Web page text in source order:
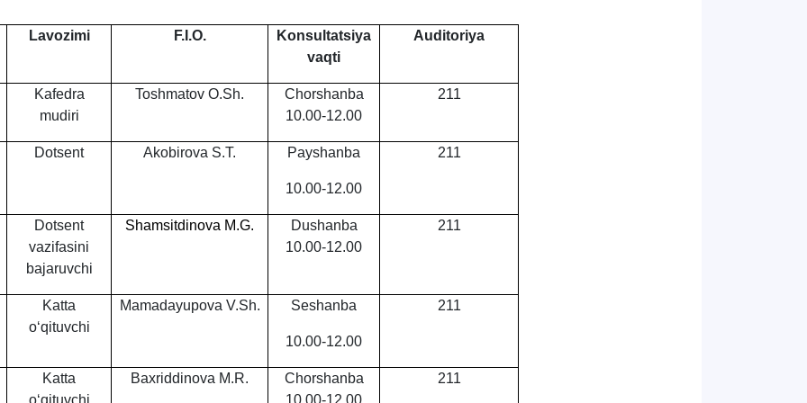
Lavozimi F.I.O.
Konsultatsiya
vaqti
Auditoriya
Kafedra
mudiri
Toshmatov O.Sh.
Chorshanba
10.00-12.00
211
Dotsent Akobirova S.T. Payshanba
10.00-12.00
211
Dotsent
vazifasini
bajaruvchi
Shamsitdinova M.G.
Dushanba
10.00-12.00
211
Katta
o‘qituvchi
Mamadayupova V.Sh. Seshanba
10.00-12.00
211
Katta
o‘qituvchi
Baxriddinova M.R.
Chorshanba
10.00-12.00
211